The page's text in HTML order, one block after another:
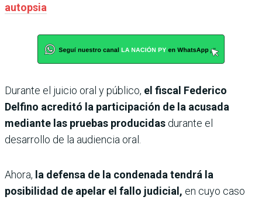
autopsia
Durante el juicio oral y público, el fiscal Federico
Delfino acreditó la participación de la acusada
mediante las pruebas producidas durante el
desarrollo de la audiencia oral.
Ahora, la defensa de la condenada tendrá la
posibilidad de apelar el fallo judicial, en cuyo caso